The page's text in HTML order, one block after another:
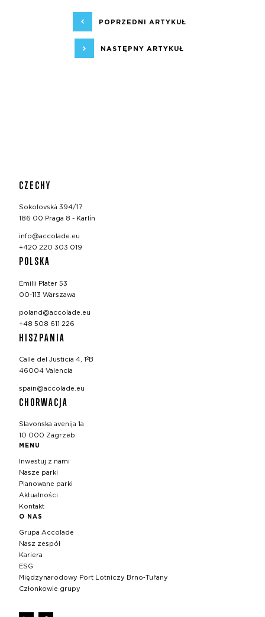
POPRZEDNI ARTYKUŁ
NASTĘPNY ARTYKUŁ
CZECHY
Sokolovská 394/17
186 00 Praga 8 - Karlín
info@accolade.eu
+420 220 303 019
POLSKA
Emilii Plater 53
00-113 Warszawa
poland@accolade.eu
+48 508 611 226
HISZPANIA
Calle del Justicia 4, 1ºB
46004 Valencia
spain@accolade.eu
CHORWACJA
Slavonska avenija 1a
10 000 Zagrzeb
MENU
Inwestuj z nami
Nasze parki
Planowane parki
Aktualności
Kontakt
O NAS
Grupa Accolade
Nasz zespół
Kariera
ESG
Międzynarodowy Port Lotniczy Brno‑Tuřany
Członkowie grupy